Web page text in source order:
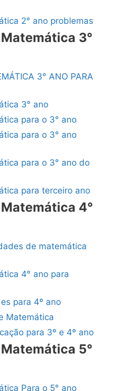
2° ano problemas
3°
3° ANO PARA
3° ano
para o 3° ano
para o 3° ano
para o 3° ano do
para terceiro ano
4°
de matemática
4° ano para
para 4º ano
Matemática
para 3º e 4º ano
5°
Para o 5° ano